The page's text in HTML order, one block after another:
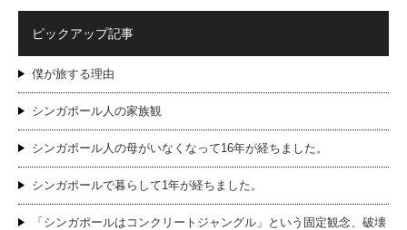
ピックアップ記事
僕が旅する理由
シンガポール人の家族観
シンガポール人の母がいなくなって16年が経ちました。
シンガポールで暮らして1年が経ちました。
「シンガポールはコンクリートジャングル」という固定観念、破壊